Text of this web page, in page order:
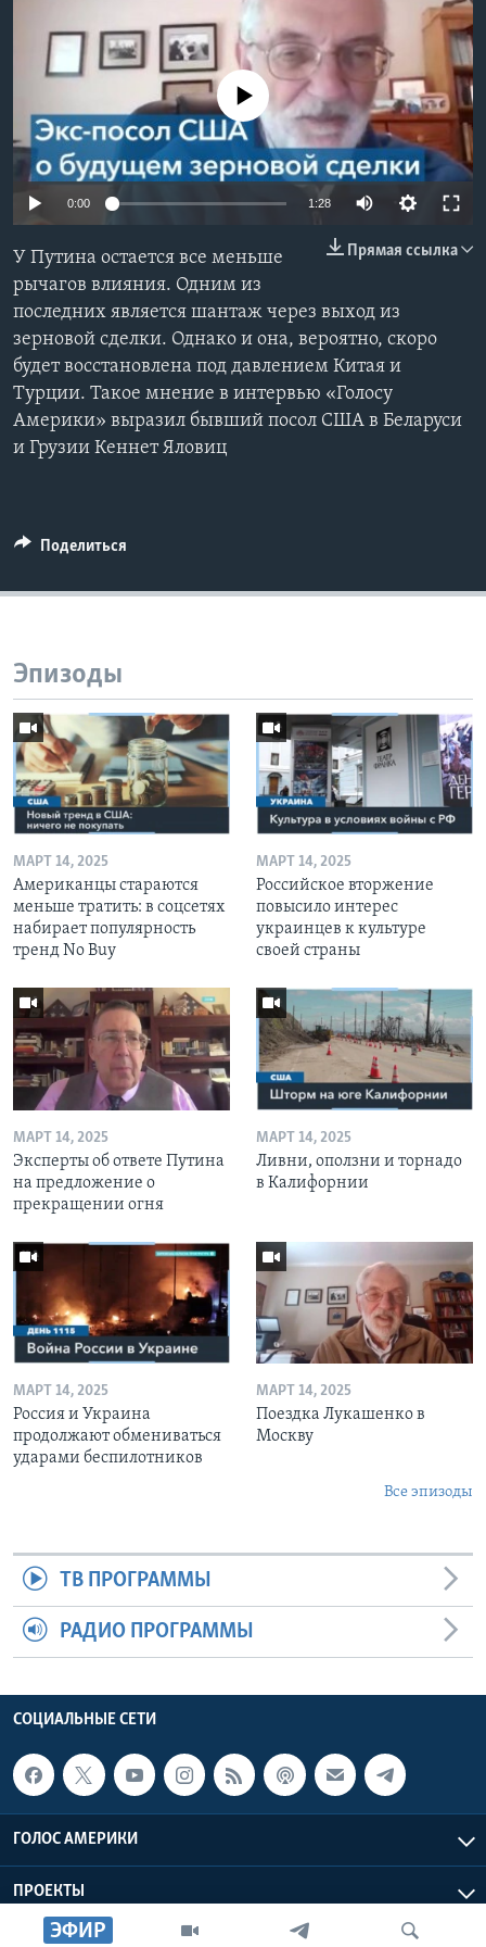
Learning English
Языки
ЭФИР
No media source currently available
0:00 1:28
Прямая ссылка
У Путина остается все меньше
рычагов влияния. Одним из
последних является шантаж через выход из
зерновой сделки. Однако и она, вероятно, скоро
будет восстановлена под давлением Китая и
Турции. Такое мнение в интервью «Голосу
Америки» выразил бывший посол США в Беларуси
и Грузии Кеннет Яловиц
Поделиться
Эпизоды
МАРТ 14, 2025
Американцы стараются
меньше тратить: в соцсетях
набирает популярность
тренд No Buy
МАРТ 14, 2025
Российское вторжение
повысило интерес
украинцев к культуре
своей страны
МАРТ 14, 2025
Эксперты об ответе Путина
на предложение о
прекращении огня
МАРТ 14, 2025
Ливни, оползни и торнадо
в Калифорнии
МАРТ 14, 2025
Россия и Украина
продолжают обмениваться
ударами беспилотников
МАРТ 14, 2025
Поездка Лукашенко в
Москву
Все эпизоды
ТВ ПРОГРАММЫ
РАДИО ПРОГРАММЫ
СОЦИАЛЬНЫЕ СЕТИ
ГОЛОС АМЕРИКИ
ПРОЕКТЫ